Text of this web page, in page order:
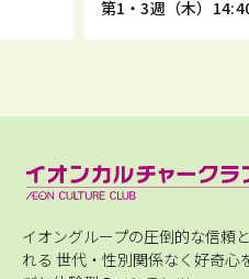
第1・3週（木）
イオングループの圧倒的な信頼
れる 世代・性別関係なく好奇心